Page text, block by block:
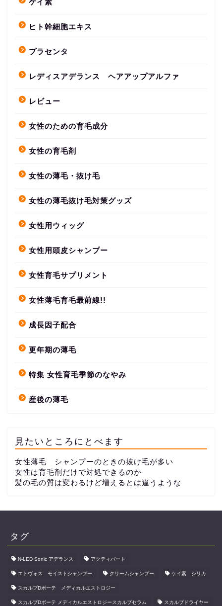
ケイ素
ヒト幹細胞エキス
プラセンタ
レディスアデランス ヘアアップアルファ
レビュー
女性のための育毛成分
女性の育毛剤
女性の薄毛・抜け毛
女性の薄毛抜け毛対策グッズ
女性用ウィッグ
女性用頭皮シャンプー
女性育毛サプリメント
女性薄毛育毛最前線!!
成長因子配合
更年期の薄毛
特集 女性育毛季節のなやみ
産後の薄毛
見たいところにとべます
女性薄毛 シャンプーのときの抜け毛が多い
女性は育毛剤だけで対処できるのか
髪の毛の質は変わるけど増えるとは違うような
タグ
N-LED Sonic アデランス アクティバート
エトヴォス モイストシャンプー クリームシャンプー ケイ素 シリカ
スカルプDボーテ メディカルエストロジー
スカルプDボーテ メディカルエストロジースカルプセラム スカルプドライヤー